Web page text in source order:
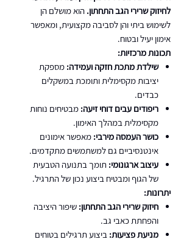
לחיזוק שרירי הגב התחתון. הוא מושלם הן
לשימוש ביתי והן לסביבה מקצועית, ומאפשר
אימון יעיל ובטוח.
תכונות מרכזיות:
שילדת מתכת חזקה ועמידה: מספקת
יציבות מקסימלית ותומכת במשקלים
כבדים.
ריפודים עבים דוחי זיעה: מבטיחים נוחות
מקסימלית במהלך האימון.
כושר העמסה מירבי: מאפשר אימונים
אינטנסיביים גם למשתמשים מתקדמים.
עיצוב ארגונומי: תומך בתנועה הטבעית
של הגוף ומבטיח ביצוע נכון של התרגיל.
יתרונות:
חיזוק שרירי הגב התחתון: שיפור היציבה
והפחתת כאבי גב.
מניעת פציעות: ביצוע תרגילים בטוחים